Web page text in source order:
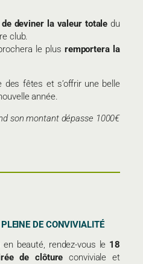
de deviner la valeur totale du
club.
le plus remportera la
des fêtes et s’offrir une belle
année.
son montant dépasse 1000€
DE CONVIVIALITÉ
beauté, rendez-vous le 18
de clôture conviviale et